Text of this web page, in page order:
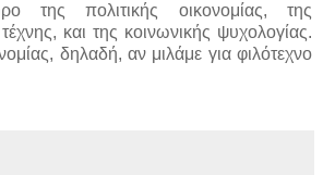
της πολιτικής οικονομίας, της
και της κοινωνικής ψυχολογίας.
δηλαδή, αν μιλάμε για φιλότεχνο